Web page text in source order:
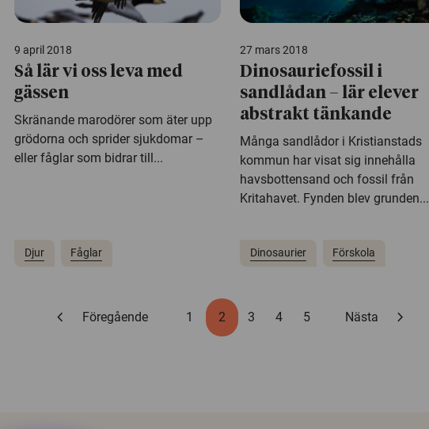
9 april 2018
Så lär vi oss leva med
gässen
Skränande marodörer som äter upp
grödorna och sprider sjukdomar –
eller fåglar som bidrar till...
Djur Fåglar
27 mars 2018
Dinosauriefossil i
sandlådan – lär elever
abstrakt tänkande
Många sandlådor i Kristianstads
kommun har visat sig innehålla
havsbottensand och fossil från
Kritahavet. Fynden blev grunden...
Dinosaurier Förskola
chevron_left Föregående 1 2 3 4 5 Nästa chevron_right